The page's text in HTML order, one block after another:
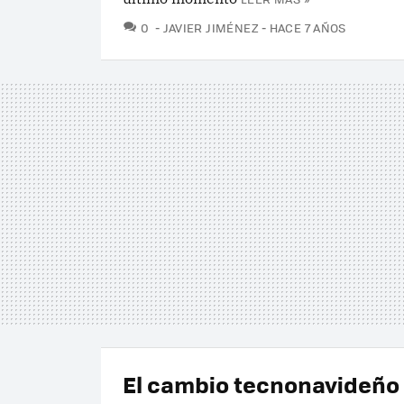
0 COMENTARIOS
JAVIER JIMÉNEZ HACE 7 AÑOS
El cambio